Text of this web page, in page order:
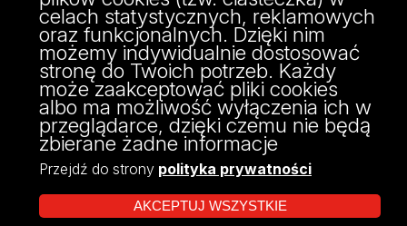
Adres do doręczeń elektronicznych (ADE):
AE:PL-74796-17640-IHHIV-17
KONTAKT
celach statystycznych, reklamowych
oraz funkcjonalnych. Dzięki nim
możemy indywidualnie dostosować
stronę do Twoich potrzeb. Każdy
może zaakceptować pliki cookies
albo ma możliwość wyłączenia ich w
przeglądarce, dzięki czemu nie będą
zbierane żadne informacje
Przejdź do strony polityka prywatności
AKCEPTUJ WSZYSTKIE